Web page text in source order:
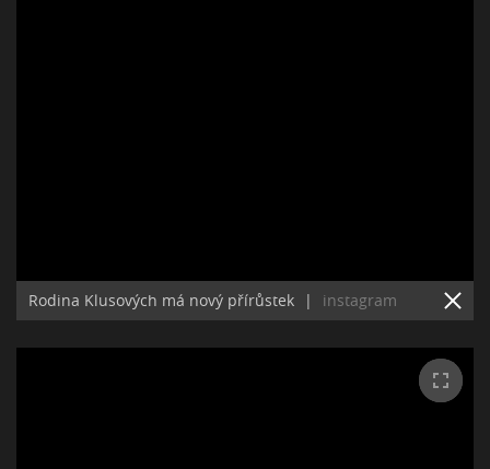
Rodina Klusových má nový přírůstek | instagram